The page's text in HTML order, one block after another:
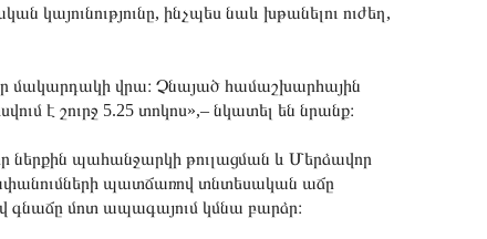
կայունությունը, ինչպես նաև խթանելու ուժեղ,
մակարդակի վրա։ Չնայած համաշխարհային
է շուրջ 5.25 տոկոս»,– նկատել են նրանք։
ներքին պահանջարկի թուլացման և Մերձավոր
պատճառով տնտեսական աճը
գնաճը մոտ ապագայում կմնա բարձր։